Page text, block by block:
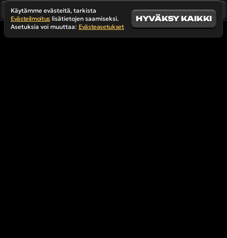
Käytämme evästeitä, tarkista
Evästeilmoituslisätietojen saamiseksi.
Asetuksia voi muuttaa: Evästeasetukset
HYVÄKSY KAIKKI